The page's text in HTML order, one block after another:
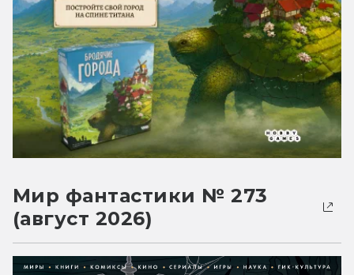
Мир фантастики № 273
(август 2026)